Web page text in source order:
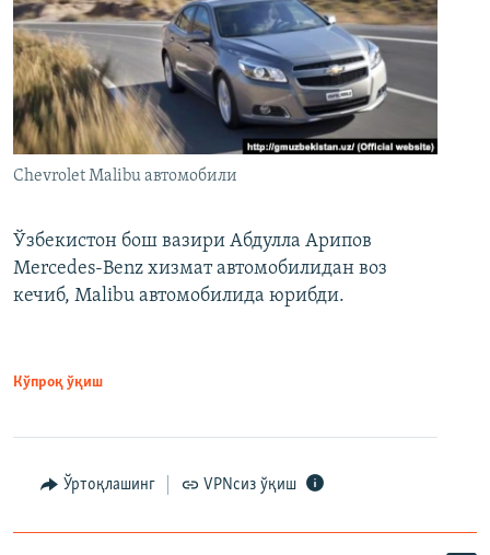
Chevrolet Malibu автомобили
Ўзбекистон бош вазири Абдулла Арипов
Mercedes-Benz хизмат автомобилидан воз
кечиб, Malibu автомобилида юрибди.
Кўпроқ ўқиш
Ўртоқлашинг VPNсиз ўқиш